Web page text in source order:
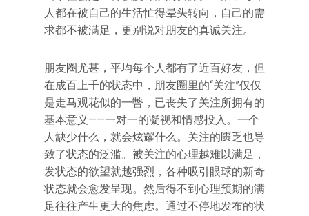
人都在被自己的生活忙得晕头转向，自己的需
求都不被满足，更别说对朋友的真诚关注。
朋友圈尤甚，平均每个人都有了近百好友，但
在成百上千的状态中，朋友圈里的“关注”仅仅
是走马观花似的一瞥，已丧失了关注所拥有的
基本意义——一对一的凝视和情感投入。一个
人缺少什么，就会炫耀什么。关注的匮乏也导
致了状态的泛滥。被关注的心理越难以满足，
发状态的欲望就越强烈，各种吸引眼球的新奇
状态就会愈发呈现。然后得不到心理预期的满
足往往产生更大的焦虑。通过不停地发布的状